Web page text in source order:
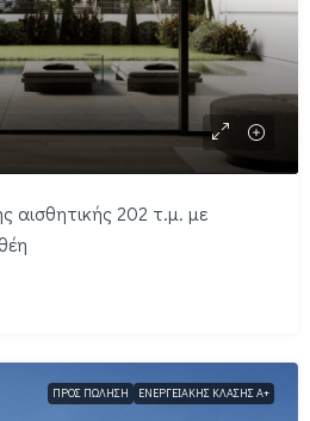
αισθητικής 202 τ.μ. με
ΠΡΟΣ ΠΏΛΗΣΗ ΕΝΕΡΓΕΙΑΚΉΣ ΚΛΆΣΗΣ Α+